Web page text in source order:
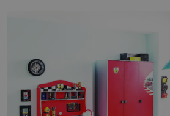
bohatou historií i luxusem.Zjistěte,